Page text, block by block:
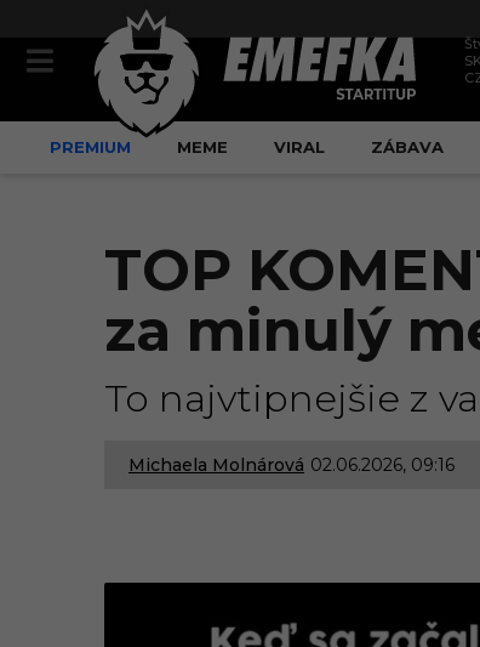
SK
PREMIUM MEME VIRAL ZÁBAVA
TOP
za minulý
To najvtipnejšie z
Michaela Molnárová 02.06.2026, 09:16
0